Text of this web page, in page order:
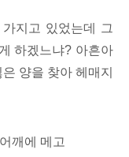
지고 있었는데 그
하겠느냐? 아흔아
양을 찾아 헤매지
깨에 메고